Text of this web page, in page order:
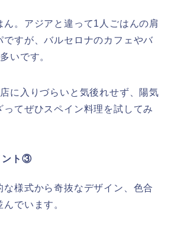
ん。アジアと違って1人ごはんの肩
ですが、バルセロナのカフェやバ
いです。
に入りづらいと気後れせず、陽気
ってぜひスペイン料理を試してみ
ント③
な様式から奇抜なデザイン、色合
でいます。